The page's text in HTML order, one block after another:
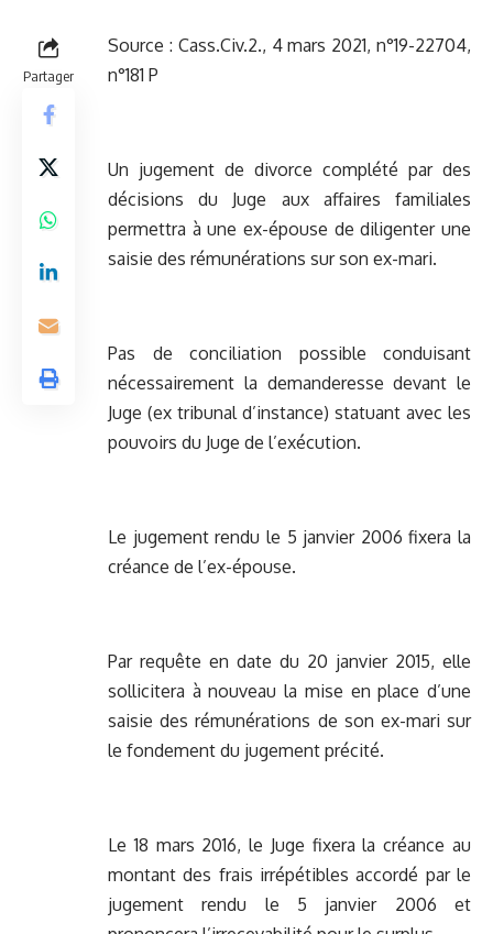
Partager
Source : Cass.Civ.2., 4 mars 2021, n°19-22704,
n°181 P
Un jugement de divorce complété par des
décisions du Juge aux affaires familiales
permettra à une ex-épouse de diligenter une
saisie des rémunérations sur son ex-mari.
Pas de conciliation possible conduisant
nécessairement la demanderesse devant le
Juge (ex tribunal d’instance) statuant avec les
pouvoirs du Juge de l’exécution.
Le jugement rendu le 5 janvier 2006 fixera la
créance de l’ex-épouse.
Par requête en date du 20 janvier 2015, elle
sollicitera à nouveau la mise en place d’une
saisie des rémunérations de son ex-mari sur
le fondement du jugement précité.
Le 18 mars 2016, le Juge fixera la créance au
montant des frais irrépétibles accordé par le
jugement rendu le 5 janvier 2006 et